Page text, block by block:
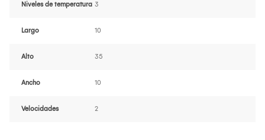
Niveles de temperatura 3
Largo 10
Alto 35
Ancho 10
Velocidades 2